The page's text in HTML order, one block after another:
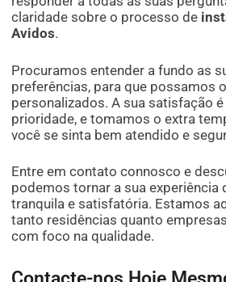
claridade sobre o processo de
Avidos.
Procuramos entender a fundo as
preferências, para que possamos
personalizados. A sua satisfação
prioridade, e tomamos o extra
você se sinta bem atendido e
Entre em contato connosco e
podemos tornar a sua experiência
tranquila e satisfatória. Estamos
tanto residências quanto
com foco na qualidade.